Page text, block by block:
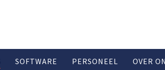
SOFTWARE PERSONEEL OVER